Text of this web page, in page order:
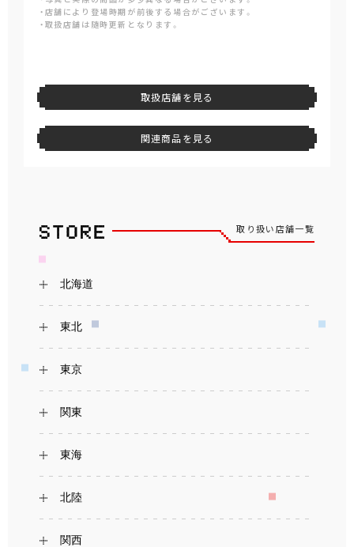
・店舗により登場時期が前後する場合がございます。
・取扱店舗は随時更新となります。
取扱店舗を見る
関連商品を見る
取り扱い店舗一覧
北海道
東北
東京
関東
東海
北陸
関西